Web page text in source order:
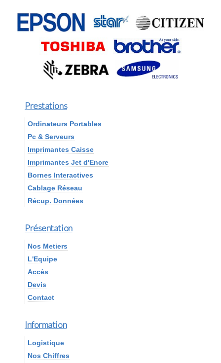
Prestations
Ordinateurs Portables
Pc & Serveurs
Imprimantes Caisse
Imprimantes Jet d'Encre
Bornes Interactives
Cablage Réseau
Récup. Données
Présentation
Nos Metiers
L'Equipe
Accès
Devis
Contact
Information
Logistique
Nos Chiffres